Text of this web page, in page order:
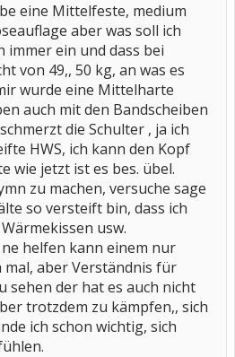
eine Mittelfeste, medium
aber was soll ich
immer ein und dass bei
von 49,, 50 kg, an was es
wurde eine Mittelharte
auch mit den Bandscheiben
die Schulter , ja ich
HWS, ich kann den Kopf
wie jetzt ist es bes. übel.
zu machen, versuche sage
so versteift bin, dass ich
usw.
helfen kann einem nur
mal, aber Verständnis für
sehen der hat es auch nicht
trotzdem zu kämpfen,, sich
ich schon wichtig, sich